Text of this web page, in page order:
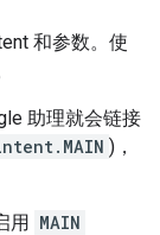
和参数。使
助理就会链接
)，
用 MAIN